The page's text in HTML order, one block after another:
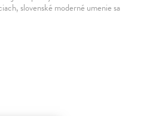
slovenské moderné umenie sa